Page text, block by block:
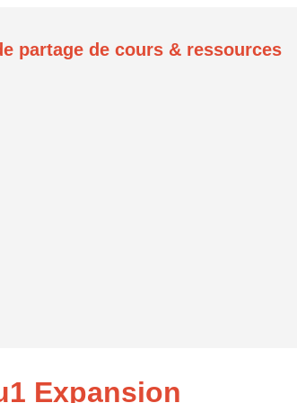
partage de cours & ressources
Expansion